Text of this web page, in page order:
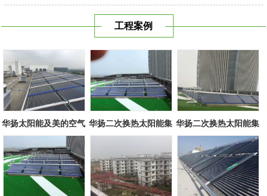
工程案例
华扬太阳能及美的空气 华扬二次换热太阳能集 华扬二次换热太阳能集
中系统